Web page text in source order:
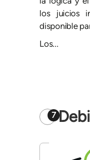
los juicios
disponible
Los...
7